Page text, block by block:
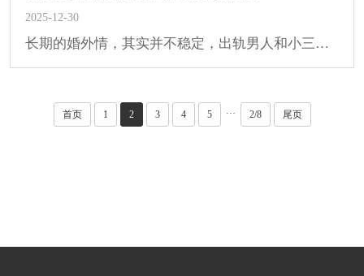
2025-12-30
长期的婚外情，其实并不稳定，出轨男人和小三可能有感情，但也不是多么深不可破的感情···
首页 1 2 3 4 5 ··· 2/8 尾页